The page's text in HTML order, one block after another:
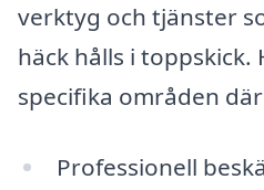
verktyg och tjänster
häck hålls i toppskick.
specifika områden
Professionell